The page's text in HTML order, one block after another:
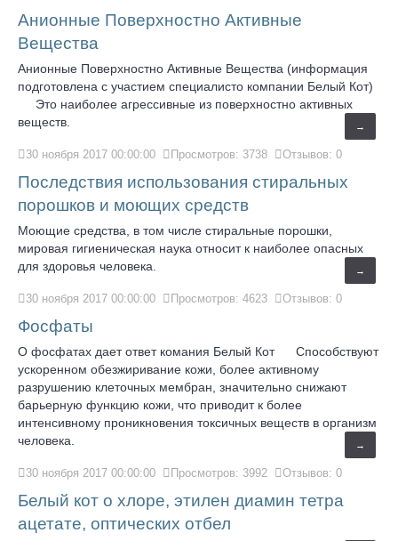
Анионные Поверхностно Активные
Вещества
Анионные Поверхностно Активные Вещества (информация
подготовлена с участием специалисто компании Белый Кот)
Это наиболее агрессивные из поверхностно активных
веществ.
→
30 ноября 2017 00:00:00 Просмотров: 3738 Отзывов: 0
Последствия использования стиральных
порошков и моющих средств
Моющие средства, в том числе стиральные порошки,
мировая гигиеническая наука относит к наиболее опасных
для здоровья человека.
→
30 ноября 2017 00:00:00 Просмотров: 4623 Отзывов: 0
Фосфаты
О фосфатах дает ответ комания Белый Кот Способствуют
ускоренном обезжиривание кожи, более активному
разрушению клеточных мембран, значительно снижают
барьерную функцию кожи, что приводит к более
интенсивному проникновения токсичных веществ в организм
человека.
→
30 ноября 2017 00:00:00 Просмотров: 3992 Отзывов: 0
Белый кот о хлоре, этилен диамин тетра
ацетате, оптических отбел